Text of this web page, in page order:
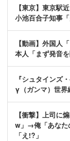
【東京】東京駅
小池百合子知事
【動画】外国人
本人「まず発音を
『シュタインズ
γ（ガンマ）世界
【衝撃】上司に
w」→俺「あなた
「え!?」